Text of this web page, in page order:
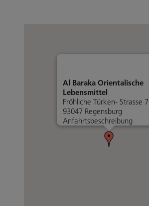
Al Baraka Orientalische
Lebensmittel
Fröhliche Türken- Strasse 7
93047 Regensburg
Anfahrtsbeschreibung